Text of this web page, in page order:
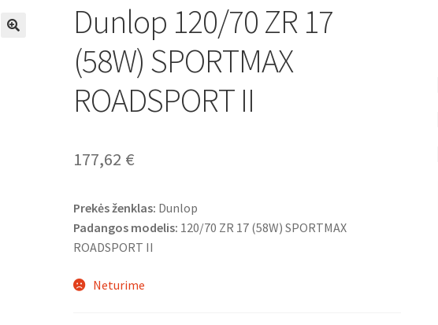
Dunlop 120/70 ZR 17
(58W) SPORTMAX
ROADSPORT II
177,62 €
Prekės ženklas: Dunlop
Padangos modelis: 120/70 ZR 17 (58W) SPORTMAX
ROADSPORT II
Neturime